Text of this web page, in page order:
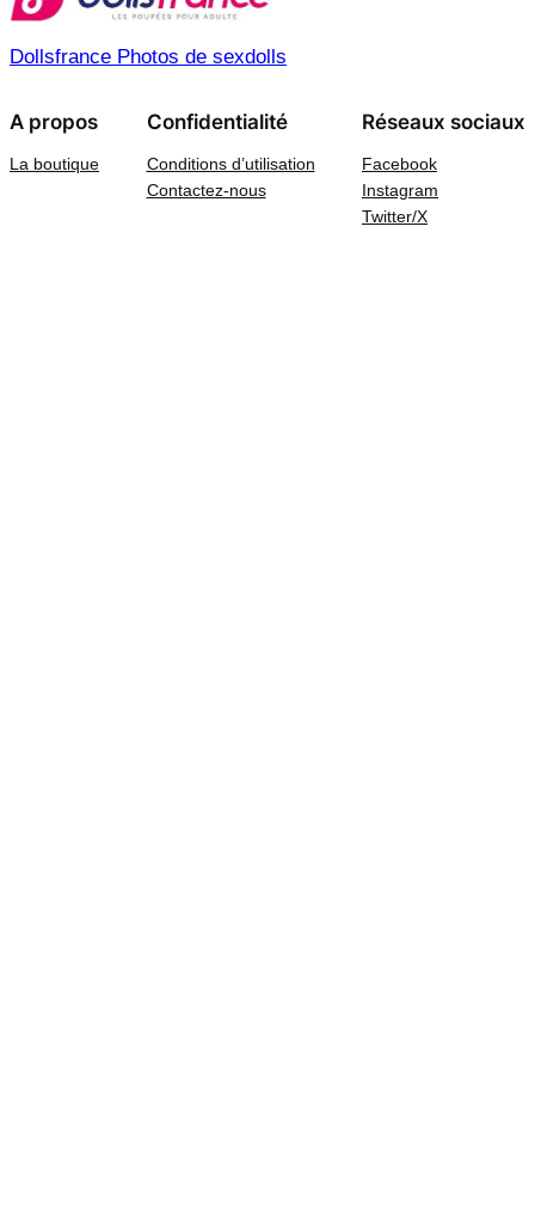
Dollsfrance Photos de sexdolls
A propos
La boutique
Confidentialité
Conditions d’utilisation
Contactez-nous
Réseaux sociaux
Facebook
Instagram
Twitter/X